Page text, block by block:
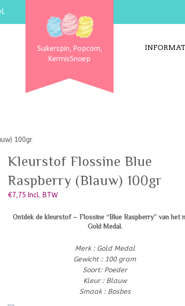
Suikerspin, Popcorn,
KermisSnoep
100gr
Kleurstof Flossine Blue
Raspberry (Blauw) 100gr
€7,75 Incl. BTW
Ontdek de kleurstof – Flossine “Blue Raspberry” van het
Gold Medal.
Merk : Gold Medal
Gewicht : 100 gram
Soort: Poeder
Kleur : Blauw
Smaak : Bosbes